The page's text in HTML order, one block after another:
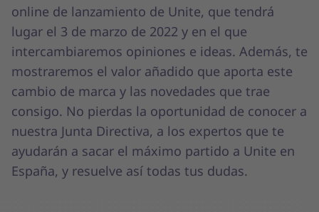
online de lanzamiento de Unite, que tendrá
lugar el 3 de marzo de 2022 y en el que
intercambiaremos opiniones e ideas. Además, te
mostraremos el valor añadido que aporta este
cambio de marca y las novedades que trae
consigo. No pierdas la oportunidad de conocer a
nuestra Junta Directiva, a los expertos que te
ayudarán a sacar el máximo partido a Unite en
España, y resuelve así todas tus dudas.